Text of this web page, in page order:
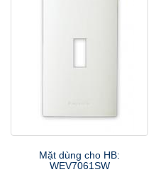
Mặt dùng cho HB:
WEV7061SW